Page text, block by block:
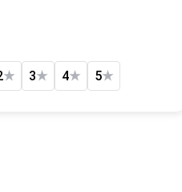
★ 3★ 4★ 5★